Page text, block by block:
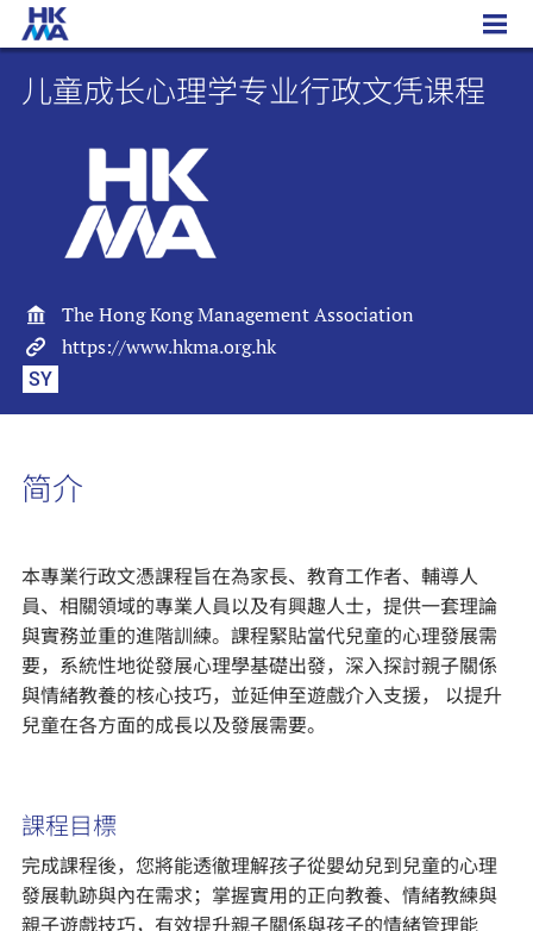
儿童成长心理学专业行政文凭课程
儿童成长心理学专业行政文凭课程
The Hong Kong Management Association
https://www.hkma.org.hk
SY
简介
本專業行政文憑課程旨在為家長、教育工作者、輔導人
員、相關領域的專業人員以及有興趣人士，提供一套理論
與實務並重的進階訓練。課程緊貼當代兒童的心理發展需
要，系統性地從發展心理學基礎出發，深入探討親子關係
與情緒教養的核心技巧，並延伸至遊戲介入支援， 以提升
兒童在各方面的成長以及發展需要。
課程目標
完成課程後，您將能透徹理解孩子從嬰幼兒到兒童的心理
發展軌跡與內在需求；掌握實用的正向教養、情緒教練與
親子遊戲技巧，有效提升親子關係與孩子的情緒管理能